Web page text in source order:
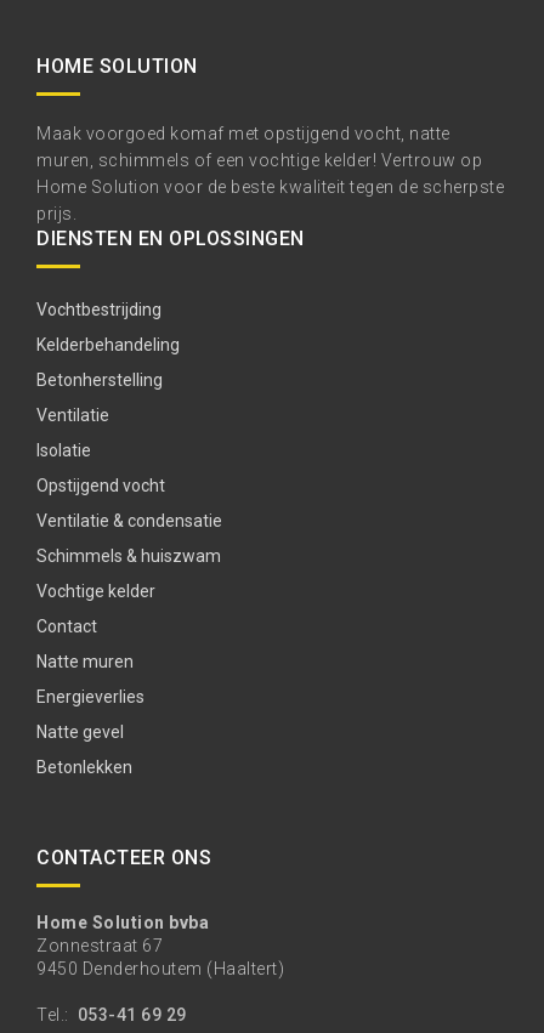
HOME SOLUTION
Maak voorgoed komaf met opstijgend vocht, natte
muren, schimmels of een vochtige kelder! Vertrouw op
Home Solution voor de beste kwaliteit tegen de scherpste
prijs.
DIENSTEN EN OPLOSSINGEN
Vochtbestrijding
Kelderbehandeling
Betonherstelling
Ventilatie
Isolatie
Opstijgend vocht
Ventilatie & condensatie
Schimmels & huiszwam
Vochtige kelder
Contact
Natte muren
Energieverlies
Natte gevel
Betonlekken
CONTACTEER ONS
Home Solution bvba
Zonnestraat 67
9450 Denderhoutem (Haaltert)
Tel.: 053-41 69 29